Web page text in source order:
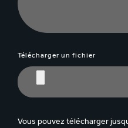
Télécharger un fichier
Vous pouvez télécharger